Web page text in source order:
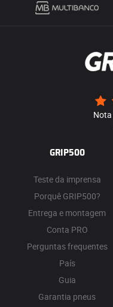
Nota
GRIP500
Teste da imprensa
Porquê GRIP500?
Entrega e montagem
Conta PRO
Perguntas frequentes
País
Guia
Garantia pneus